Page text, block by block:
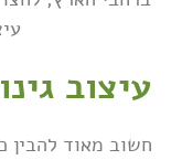
עיצוב
חשוב מאוד להבין